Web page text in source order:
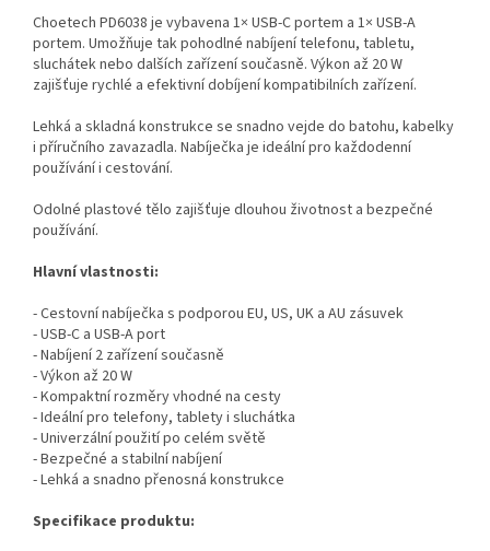
Choetech PD6038 je vybavena 1× USB-C portem a 1× USB-A
portem. Umožňuje tak pohodlné nabíjení telefonu, tabletu,
sluchátek nebo dalších zařízení současně. Výkon až 20 W
zajišťuje rychlé a efektivní dobíjení kompatibilních zařízení.
Lehká a skladná konstrukce se snadno vejde do batohu, kabelky
i příručního zavazadla. Nabíječka je ideální pro každodenní
používání i cestování.
Odolné plastové tělo zajišťuje dlouhou životnost a bezpečné
používání.
Hlavní vlastnosti:
- Cestovní nabíječka s podporou EU, US, UK a AU zásuvek
- USB-C a USB-A port
- Nabíjení 2 zařízení současně
- Výkon až 20 W
- Kompaktní rozměry vhodné na cesty
- Ideální pro telefony, tablety i sluchátka
- Univerzální použití po celém světě
- Bezpečné a stabilní nabíjení
- Lehká a snadno přenosná konstrukce
Specifikace produktu: